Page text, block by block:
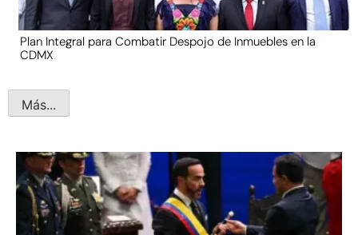
Plan Integral para Combatir Despojo de Inmuebles en la
CDMX
Más...